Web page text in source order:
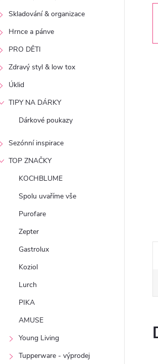
Skladování & organizace
Hrnce a pánve
PRO DĚTI
Zdravý styl & low tox
Úklid
TIPY NA DÁRKY
Dárkové poukazy
Sezónní inspirace
TOP ZNAČKY
KOCHBLUME
Spolu uvaříme vše
Purofare
Zepter
Gastrolux
Koziol
Lurch
PIKA
AMUSE
Young Living
Tupperware - výprodej